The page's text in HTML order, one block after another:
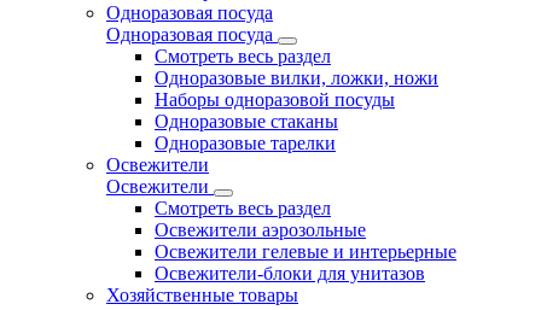
Одноразовая посуда
Одноразовая посуда
Смотреть весь раздел
Одноразовые вилки, ложки, ножи
Наборы одноразовой посуды
Одноразовые стаканы
Одноразовые тарелки
Освежители
Освежители
Смотреть весь раздел
Освежители аэрозольные
Освежители гелевые и интерьерные
Освежители-блоки для унитазов
Хозяйственные товары